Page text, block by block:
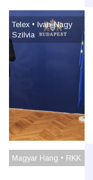
Telex • Iván-Nagy
Szilvia
Magyar Hang • RKK